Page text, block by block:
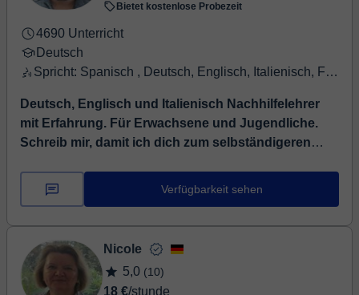
Bietet kostenlose Probezeit
4690 Unterricht
Deutsch
Spricht: Spanisch , Deutsch, Englisch, Italienisch, Französisch
Deutsch, Englisch und Italienisch Nachhilfelehrer
mit Erfahrung. Für Erwachsene und Jugendliche.
Schreib mir, damit ich dich zum selbständigeren
Erfahrung für die Fremdsprachen Deutsch, Englisch und
Italienisch, und Zertifikaten des höchsten
Verfügbarkeit sehen
Nicole
5,0 (10)
18 €/stunde